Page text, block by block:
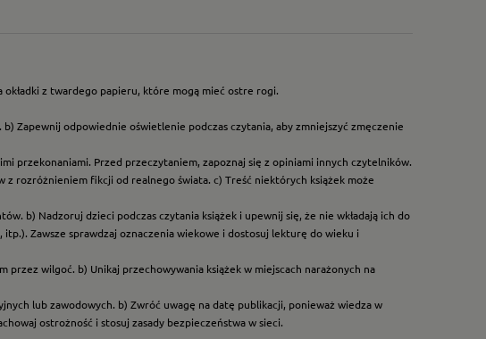
okładki z twardego papieru, które mogą mieć ostre rogi.
Zapewnij odpowiednie oświetlenie podczas czytania, aby zmniejszyć zmęczenie
przekonaniami. Przed przeczytaniem, zapoznaj się z opiniami innych czytelników.
rozróżnieniem fikcji od realnego świata. c) Treść niektórych książek może
b) Nadzoruj dzieci podczas czytania książek i upewnij się, że nie wkładają ich do
Zawsze sprawdzaj oznaczenia wiekowe i dostosuj lekturę do wieku i
wilgoć. b) Unikaj przechowywania książek w miejscach narażonych na
lub zawodowych. b) Zwróć uwagę na datę publikacji, ponieważ wiedza w
ostrożność i stosuj zasady bezpieczeństwa w sieci.